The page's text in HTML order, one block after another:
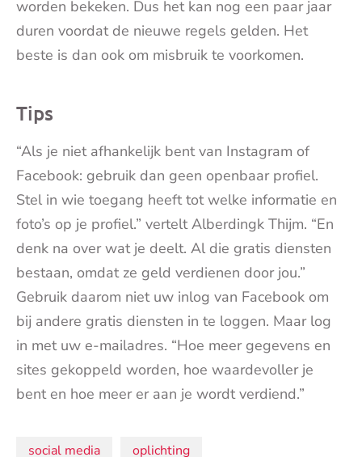
worden bekeken. Dus het kan nog een paar jaar
duren voordat de nieuwe regels gelden. Het
beste is dan ook om misbruik te voorkomen.
Tips
“Als je niet afhankelijk bent van Instagram of
Facebook: gebruik dan geen openbaar profiel.
Stel in wie toegang heeft tot welke informatie en
foto’s op je profiel.” vertelt Alberdingk Thijm. “En
denk na over wat je deelt. Al die gratis diensten
bestaan, omdat ze geld verdienen door jou.”
Gebruik daarom niet uw inlog van Facebook om
bij andere gratis diensten in te loggen. Maar log
in met uw e-mailadres. “Hoe meer gegevens en
sites gekoppeld worden, hoe waardevoller je
bent en hoe meer er aan je wordt verdiend.”
social media oplichting